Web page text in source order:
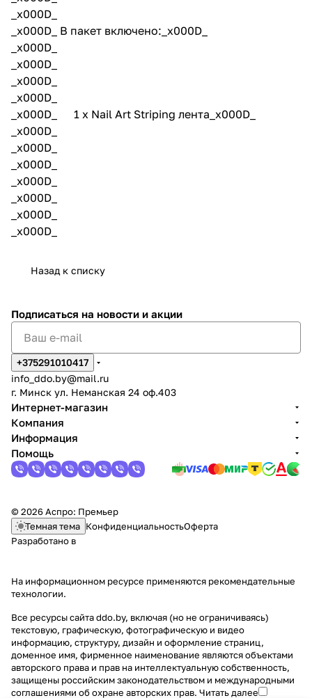
_x000D_
_x000D_ В пакет включено:_x000D_
_x000D_
_x000D_
_x000D_
_x000D_
_x000D_ 1 х Nail Art Striping лента_x000D_
_x000D_
_x000D_
_x000D_
_x000D_
_x000D_
_x000D_
_x000D_
Назад к списку
Подписаться на новости и акции
+375291010417
info_ddo.by@mail.ru
г. Минск ул. Неманская 24 оф.403
Интернет-магазин
Компания
Информация
Помощь
© 2026 Аспро: Премьер
Темная тема КонфиденциальностьОферта
Разработано в
На информационном ресурсе применяются рекомендательные
технологии.
Все ресурсы сайта ddo.by, включая (но не ограничиваясь)
текстовую, графическую, фотографическую и видео
информацию, структуру, дизайн и оформление страниц,
доменное имя, фирменное наименование являются объектами
авторского права и прав на интеллектуальную собственность,
защищены российским законодательством и международными
соглашениями об охране авторских прав. Читать далее